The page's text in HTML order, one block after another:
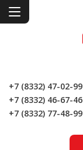
+7 (8332) 47-02-99
+7 (8332) 46-67-46
+7 (8332) 77-48-99